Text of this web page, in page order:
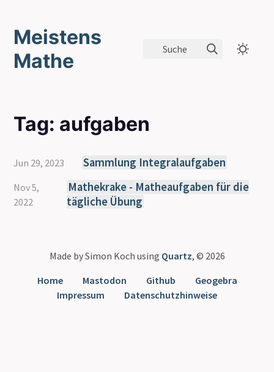
Meistens
Mathe
Suche
Tag: aufgaben
Jun 29, 2023 Sammlung Integralaufgaben
Nov 5,
2022
Mathekrake - Matheaufgaben für die
tägliche Übung
Made by Simon Koch using Quartz, © 2026
Home
Mastodon Github
Geogebra
Impressum
Datenschutzhinweise